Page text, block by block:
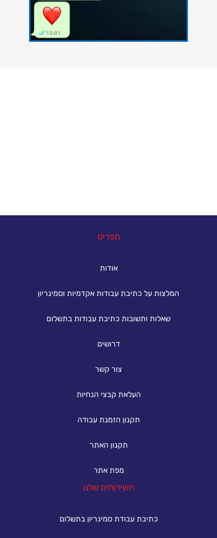
תפריט
אודות
המלצות על כתיבת עבודות אקדמיות וסמינריון
שאלות ותשובות כתיבת עבודות בתשלום
דרושים
צור קשר
העלאת קבצי הנחיות
תקנון הזמנת עבודה
תקנון האתר
מפת אתר
השירותים שלנו
כתיבת עבודת סמינריון בתשלום